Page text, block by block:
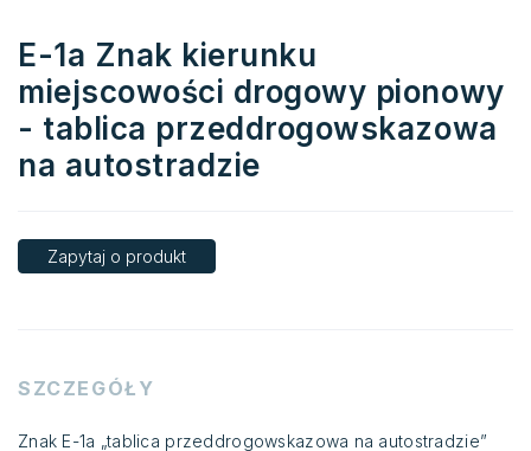
E-1a Znak kierunku
miejscowości drogowy pionowy
- tablica przeddrogowskazowa
na autostradzie
Zapytaj o produkt
SZCZEGÓŁY
Znak E-1a „tablica przeddrogowskazowa na autostradzie”